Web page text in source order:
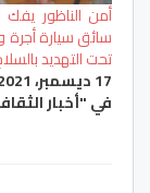
أمن الناظور
سائق سيارة أجرة
تحت التهديد
17 ديسمبر، 2021
في "أخبار